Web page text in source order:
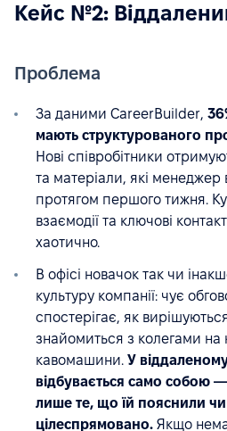
Кейс №2:
Проблема
За даними CareerBuilder,
мають структурованого
Нові співробітники
та матеріали, які менеджер
протягом першого тижня.
взаємодії та ключові
хаотично.
В офісі новачок так чи
культуру компанії: чує
спостерігає, як
знайомиться з колегами на
кавомашини. У
відбувається само собою
лише те, що їй пояснили
цілеспрямовано. Якщо